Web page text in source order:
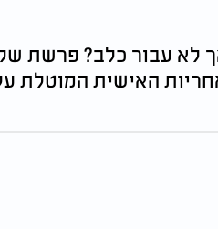
לא עבור כלב? פרשת
האישית המוטלת